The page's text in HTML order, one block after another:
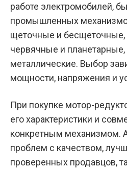
работе электромобилей,
промышленных
щеточные и бесщеточные,
червячные и
металлические. Выбор
мощности, напряжения и
При покупке мотор-
его характеристики и
конкретным механизмом.
проблем с качеством,
проверенных продавцов,